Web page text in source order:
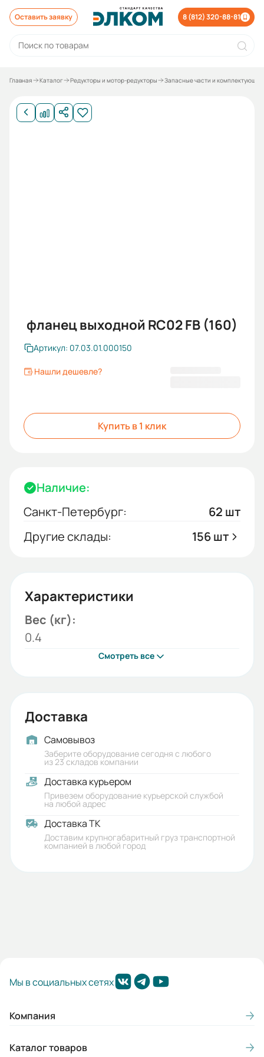
Оставить заявку 8 (812) 320-88-81
Главная Каталог Редукторы и мотор-редукторы Запасные части и комплектующие
фланец выходной RC02 FB (160)
Артикул: 07.03.01.000150
Нашли дешевле?
Купить в 1 клик
Наличие:
Санкт-Петербург:
62 шт
Другие склады:
156 шт
Характеристики
Вес (кг):
0.4
Смотреть все
Доставка
Самовывоз
Заберите оборудование сегодня с любого
из 23 складов компании
Доставка курьером
Привезем оборудование курьерской службой
на любой адрес
Доставка ТК
Доставим крупногабаритный груз транспортной
компанией в любой город
Мы в социальных сетях
Компания
Каталог товаров